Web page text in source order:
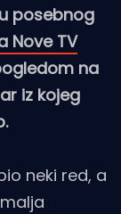
posebnog
Nove TV
na
iz kojeg
neki red, a